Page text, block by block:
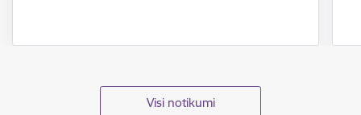
Visi notikumi